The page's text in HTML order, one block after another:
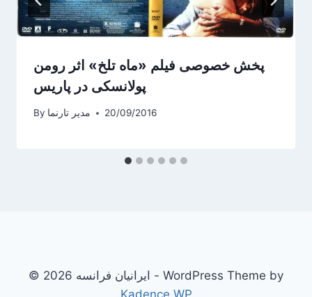
پخش خصوصی فیلم «ماه تلخ» اثر رومن
پولانسکی در پاریس
By مدیر تارنما 20/09/2016
© 2026 ایرانیان فرانسه - WordPress Theme by
Kadence WP